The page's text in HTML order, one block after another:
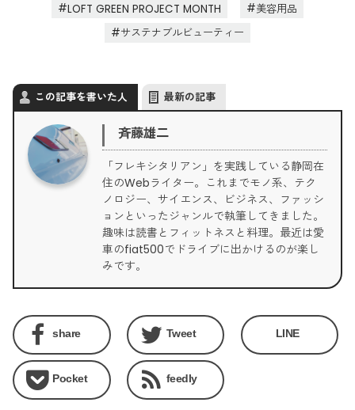
LOFT GREEN PROJECT MONTH
美容用品
サステナブルビューティー
この記事を書いた人 最新の記事
斉藤雄二
「フレキシタリアン」を実践している静岡在
住のWebライター。これまでモノ系、テク
ノロジー、サイエンス、ビジネス、ファッシ
ョンといったジャンルで執筆してきました。
趣味は読書とフィットネスと料理。最近は愛
車のfiat500でドライブに出かけるのが楽し
みです。
share Tweet LINE
Pocket feedly